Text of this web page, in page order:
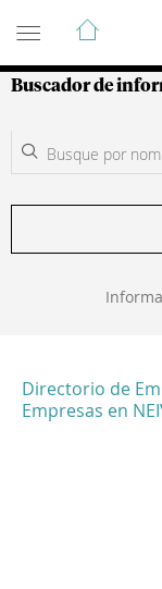
Guía de
Buscador de
Directorio de
Empresas en